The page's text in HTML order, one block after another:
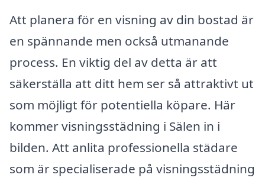
Att planera för en visning av din bostad är
en spännande men också utmanande
process. En viktig del av detta är att
säkerställa att ditt hem ser så attraktivt ut
som möjligt för potentiella köpare. Här
kommer visningsstädning i Sälen in i
bilden. Att anlita professionella städare
som är specialiserade på visningsstädning